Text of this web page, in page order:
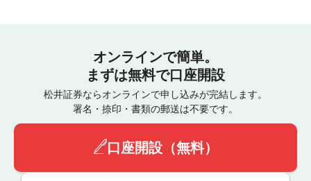
オンラインで簡単。
まずは無料で口座開設
松井証券ならオンラインで申し込みが完結します。
署名・捺印・書類の郵送は不要です。
口座開設（無料）